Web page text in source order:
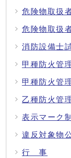
危険物取扱
危険物取扱
消防設備士
甲種防火管
甲種防火管
乙種防火管
表示マーク
違反対象物
行 事